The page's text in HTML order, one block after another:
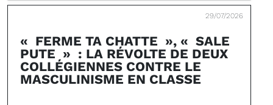
29/07/2026
« FERME TA CHATTE », « SALE
PUTE » : LA RÉVOLTE DE DEUX
COLLÉGIENNES CONTRE LE
MASCULINISME EN CLASSE